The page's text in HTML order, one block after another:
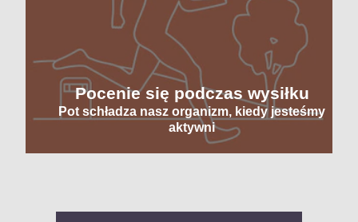
Pocenie się podczas wysiłku
Pot schładza nasz organizm, kiedy jesteśmy
aktywni